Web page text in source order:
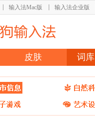
输入法Mac版 输入法企业版
皮肤 词库